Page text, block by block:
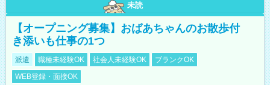
未読
【オープニング募集】おばあちゃんのお散歩付
き添いも仕事の1つ
派遣 職種未経験OK 社会人未経験OK
ブランクOK
WEB登録・面接OK